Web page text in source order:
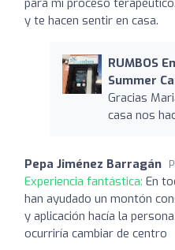
y te hacen sentir en casa.
RUMBOS
Summer
Gracias
casa nos
Pepa Jiménez Barragán
Experiencia fantástica: En
han ayudado un montón
y aplicación hacía la
ocurriría cambiar de centro